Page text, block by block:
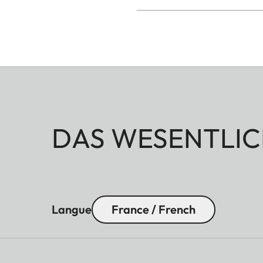
DAS
Langue France / French